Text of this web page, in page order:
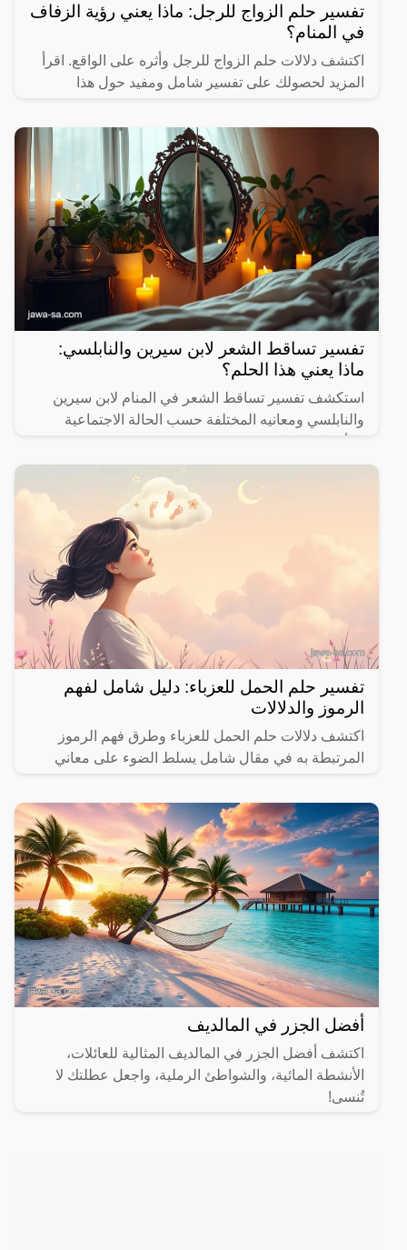
تفسير حلم الزواج للرجل: ماذا يعني رؤية الزفاف
في المنام؟
اكتشف دلالات حلم الزواج للرجل وأثره على الواقع. اقرأ
المزيد لحصولك على تفسير شامل ومفيد حول هذا
تفسير تساقط الشعر لابن سيرين والنابلسي:
ماذا يعني هذا الحلم؟
استكشف تفسير تساقط الشعر في المنام لابن سيرين
والنابلسي ومعانيه المختلفة حسب الحالة الاجتماعية
تفسير حلم الحمل للعزباء: دليل شامل لفهم
الرموز والدلالات
اكتشف دلالات حلم الحمل للعزباء وطرق فهم الرموز
المرتبطة به في مقال شامل يسلط الضوء على معاني
أفضل الجزر في المالديف
اكتشف أفضل الجزر في المالديف المثالية للعائلات،
الأنشطة المائية، والشواطئ الرملية، واجعل عطلتك لا
تُنسى!